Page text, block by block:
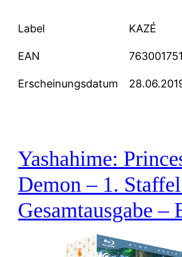
Label KAZÉ
EAN
Erscheinungsdatum
Yashahime:
Demon – 1.
Gesamtausgabe –